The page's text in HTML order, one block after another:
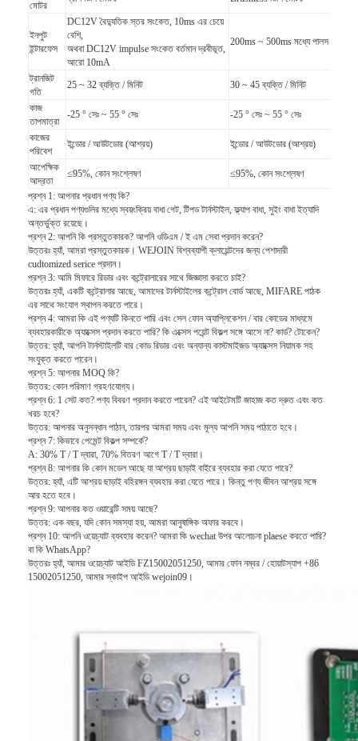
আমাদের সম্বন্ধে
কারখানা পরিদর্শন
গুণমান নিয়ন্ত্রণ
খবর
মামলা
এখন চ্যাট করুন
turnstile ব্যারিয়ার গেইট
পার্কিং ব্যারিয়ার গেট
স্বয়ংক্রিয় ব্যারিয়ার গেইট
টোল গেট বাধা
বুoom ব্যারিয়ার গেট
গাড়ি পার্কিং ব্যারিয়ার গেট
ত্রিপাক্ষ ঘূর্ণন গেট
বিজ্ঞাপন বাধা
অ-বসন্ত বাধা গেট
অ্যাক্সেস কন্ট্রোল টানস্টাইল গেট
সুইং ব্যারিচার গেট
সম্পূর্ণ উচ্চতা টার্নস্টাইল
গেট মোটর স্লাইডিং
মোটর
ইনপুট
ইন্টারফেস
DC12V বৈদ্যুতিক স্তর সংকেত, 10ms এর চেয়ে
বেশি,
অথবা DC12V impulse সংকেত বর্তমান দ্রবীভূত,
আরো 10mA
200ms ~ 500ms মধ্যে পালস সঙ্গে
ট্রানজিট
গতি
25 ~ 32 ব্যক্তি / মিনিট 30 ~ 45 ব্যক্তি / মিনিট
কাজ
তাপমাত্রা
-25 ° সেঃ ~ 55 ° সেঃ -25 ° সেঃ ~ 55 ° সেঃ
কাজের
পরিবেশ
ইন্ডোর / আউটডোর (আশ্রয়) ইন্ডোর / আউটডোর (আশ্রয়)
আপেক্ষিক
আদ্রতা
≤95%, কোন সংশ্লেষণ
≤95%, কোন সংশ্লেষণ
প্রশ্ন 1: আপনার প্রধান পণ্য কি?
এ: এর প্রধান পণ্যগুলির মধ্যে স্বয়ংক্রিয় বাধা গেট, টিপড টার্নস্টাইল, ফ্ল্যাপ বাধা, সুইং বাধা ইত্যাদি
অন্তর্ভুক্ত রয়েছে।
প্রশ্ন 2: আপনি কি প্রস্তুতকারক? আপনি ওডিএম / ই এম সেবা প্রদান করেন?
উত্তরঃ হ্যাঁ, আমরা প্রস্তুতকারক। WEJOIN বিশ্বব্যাপী ক্লায়েন্টদের জন্য পেশাদারী
cudtomized serice প্রদান।
প্রশ্ন 3: আমি মিফারে রিডার এবং কন্ট্রোলারের সাথে জিজ্ঞাসা করতে চাই?
উত্তরঃ হ্যাঁ, একটি কন্ট্রোলার আছে, আমাদের টার্নস্টাইলের কন্ট্রোল বোর্ড আছে, MIFARE পাঠক
এর সাথে সংযোগ স্থাপন করতে পারে।
প্রশ্ন 4: আমরা কি এই পণ্যটি কিনতে পারি এবং সেল ফোন অ্যাপ্লিকেশন / বার কোডের মাধ্যমে
ব্যবহারকারীকে অ্যাক্সেস প্রদান করতে পারি? কি এক্সেস পয়েন্ট বিকল্প সঙ্গে আসে না? কার্ড? টোকেন?
উত্তর: হ্যাঁ, আপনি টার্নস্টাইলটি বার কোড রিডার এবং অন্যান্য কাস্টমাইজড অ্যাক্সেস নিয়ামক সহ
সংযুক্ত করতে পারেন।
প্রশ্ন 5: আপনার MOQ কি?
উত্তর: কোন পরিমাণ গ্রহণযোগ্য।
প্রশ্ন 6: 1 সেট কত? পণ্য বিবরণ প্রদান করতে পারেন? এই আইটেমটি জাহাজ কত দ্রুত এবং কত
খরচ হবে?
উত্তর: আপনার অনুসন্ধান পাঠান, তারপর আমরা সময় এবং মূল্য আপনি সময় পাঠাতে হবে।
প্রশ্ন 7: কিভাবে পেমেন্ট বিকল্প সম্পর্কে?
A: 30% T / T দ্বারা, 70% বিতরণ আগে T / T দ্বারা।
প্রশ্ন 8: আপনার কি কোন মডেল আছে যা আশ্রয় ছাড়াই বাইরে ব্যবহার করা যেতে পারে?
উত্তর: হ্যাঁ, এটি আশ্রয় ছাড়াই বহিরঙ্গন ব্যবহার করা যেতে পারে। কিন্তু পণ্য জীবন আশ্রয় সঙ্গে
আর হতে হবে।
প্রশ্ন 9: আপনার কত ওয়ারেন্টি সময় আছে?
উত্তর: এক বছর, যদি কোন সমস্যা হয়, আমরা আনুষাঙ্গিক অফার করবে।
প্রশ্ন 10: আপনি ওয়েচ্যাট ব্যবহার করেন? আমরা কি wechat উপর আলোচনা plaese করতে পারি?
বা কি WhatsApp?
উত্তরঃ হ্যাঁ, আমার ওয়েচ্যাট আইডি FZ15002051250, আমার ফোন নম্বর / হোয়াটস্যাপ +86
15002051250, আমার স্কাইপ আইডি wejoin09।